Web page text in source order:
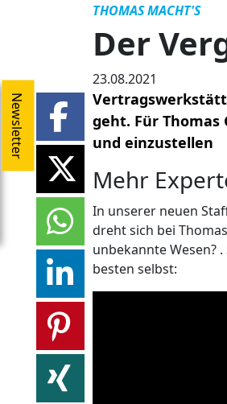
Newsletter
THOMAS MACHT'S
Der
23.08.2021
geht. Für Thomas
und einzustellen
Mehr
In unserer neuen
dreht sich bei
unbekannte Wesen?
besten selbst: